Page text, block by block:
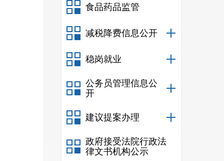
食品药品监管
减税降费信息公开
稳岗就业
公务员管理信息公
开
建议提案办理
政府接受法院行政法
律文书机构公示